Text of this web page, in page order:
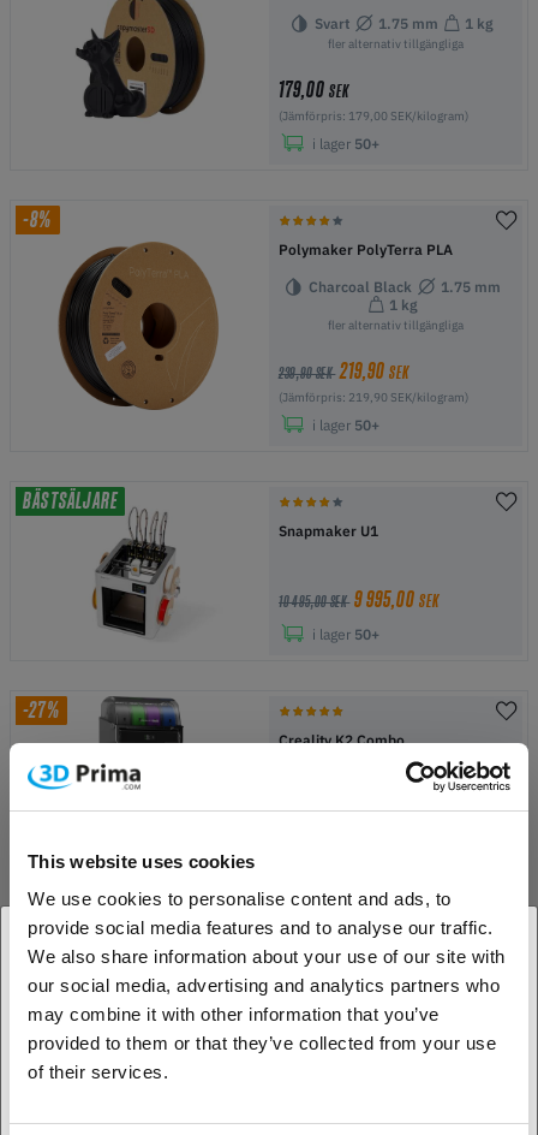
This website uses cookies
We use cookies to personalise content and ads, to
provide social media features and to analyse our traffic.
We also share information about your use of our site with
our social media, advertising and analytics partners who
may combine it with other information that you’ve
provided to them or that they’ve collected from your use
of their services.
Svart 1.75 mm 1 kg
fler alternativ tillgängliga
179,00 SEK
(Jämförpris: 179,00 SEK/kilogram)
i lager 50+
-8%
Polymaker PolyTerra PLA
Charcoal Black
1.75 mm
1 kg
fler alternativ tillgängliga
239,90 SEK 219,90SEK
(Jämförpris: 219,90 SEK/kilogram)
i lager 50+
BÄSTSÄLJARE
Snapmaker U1
10 495,00 SEK 9 995,00 SEK
i lager 50+
-27%
Creality K2 Combo
7 795,00 SEK 5 695,00SEK
BÄSTSÄLJARE
Bambu Lab P2S
6 299,00 SEK
i lager50+
BÄSTSÄLJARE
1. Är du en företagskund eller en privatkund?
Företagskund
Privat kund